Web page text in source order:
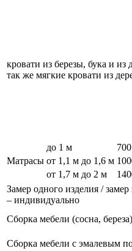
кровати из березы, бука и из
так же мягкие кровати из
Матрасы
до 1 м 700
от 1,1 м до 1,6 м
от 1,7 м до 2 м
Замер одного изделия /
– индивидуально
Сборка мебели (сосна, береза)
Сборка мебели с эмалевым